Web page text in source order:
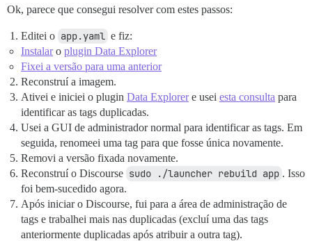
Ok, parece que consegui resolver com estes passos:
Editei o app.yaml e fiz:
Instalaro plugin Data Explorer
Fixei a versão para uma anterior
Reconstruí a imagem.
Ativei e iniciei o plugin Data Explorere usei esta consulta para
identificar as tags duplicadas.
Usei a GUI de administrador normal para identificar as tags. Em
seguida, renomeei uma tag para que fosse única novamente.
Removi a versão fixada novamente.
Reconstruí o Discourse sudo ./launcher rebuild app . Isso
foi bem-sucedido agora.
Após iniciar o Discourse, fui para a área de administração de
tags e trabalhei mais nas duplicadas (excluí uma das tags
anteriormente duplicadas após atribuir a outra tag).